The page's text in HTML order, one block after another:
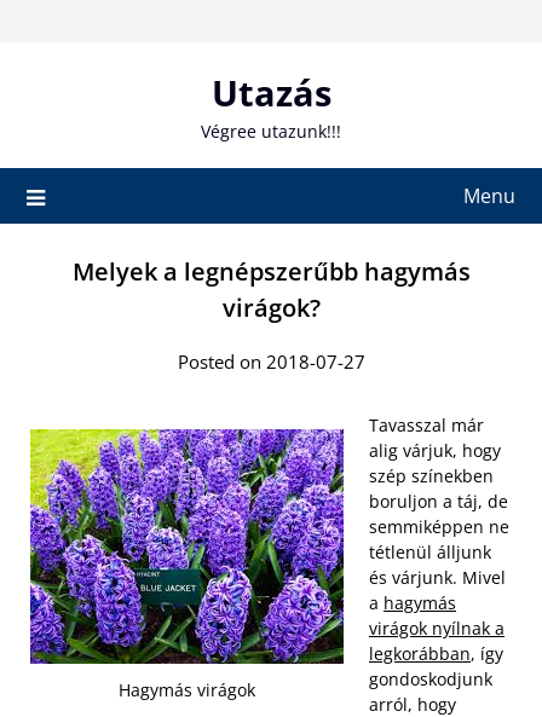
Utazás
Végree utazunk!!!
Menu
Melyek a legnépszerűbb hagymás
virágok?
Posted on 2018-07-27
Hagymás virágok
Tavasszal már
alig várjuk, hogy
szép színekben
boruljon a táj, de
semmiképpen ne
tétlenül álljunk
és várjunk. Mivel
a hagymás
virágok nyílnak a
legkorábban, így
gondoskodjunk
arról, hogy